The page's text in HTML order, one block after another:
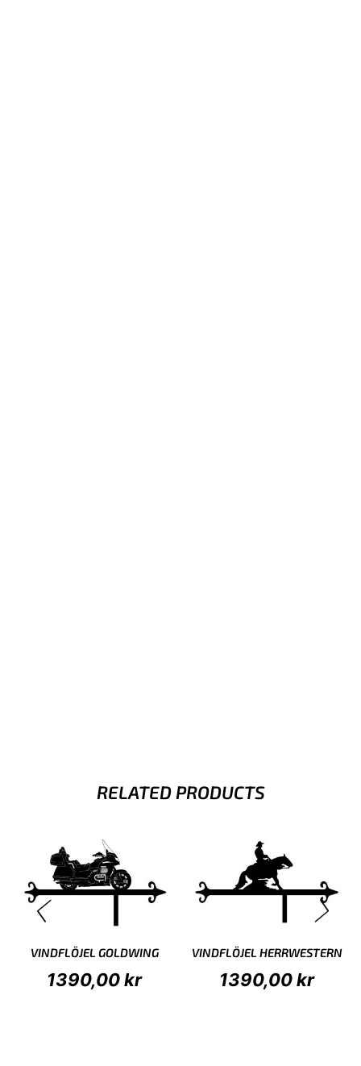
RELATED PRODUCTS
VINDFLÖJEL GOLDWING
1390,00kr
VINDFLÖJEL HERRWESTERN
1390,00kr